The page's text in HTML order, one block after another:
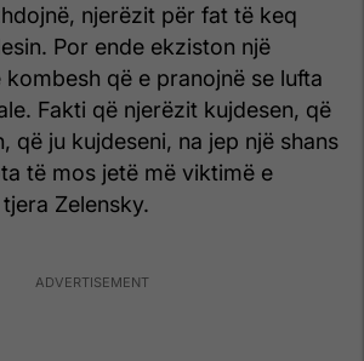
njerëzit për fat të keq
Por ende ekziston një
që e pranojnë se lufta
Fakti që njerëzit kujdesen, që
që ju kujdeseni, na jep një shans
të mos jetë më viktimë e
Zelensky.